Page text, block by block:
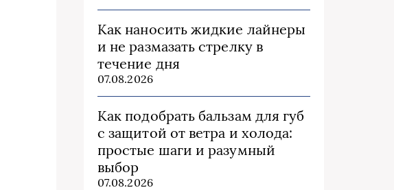
Как наносить жидкие лайнеры
и не размазать стрелку в
течение дня
07.08.2026
Как подобрать бальзам для губ
с защитой от ветра и холода:
простые шаги и разумный
выбор
07.08.2026